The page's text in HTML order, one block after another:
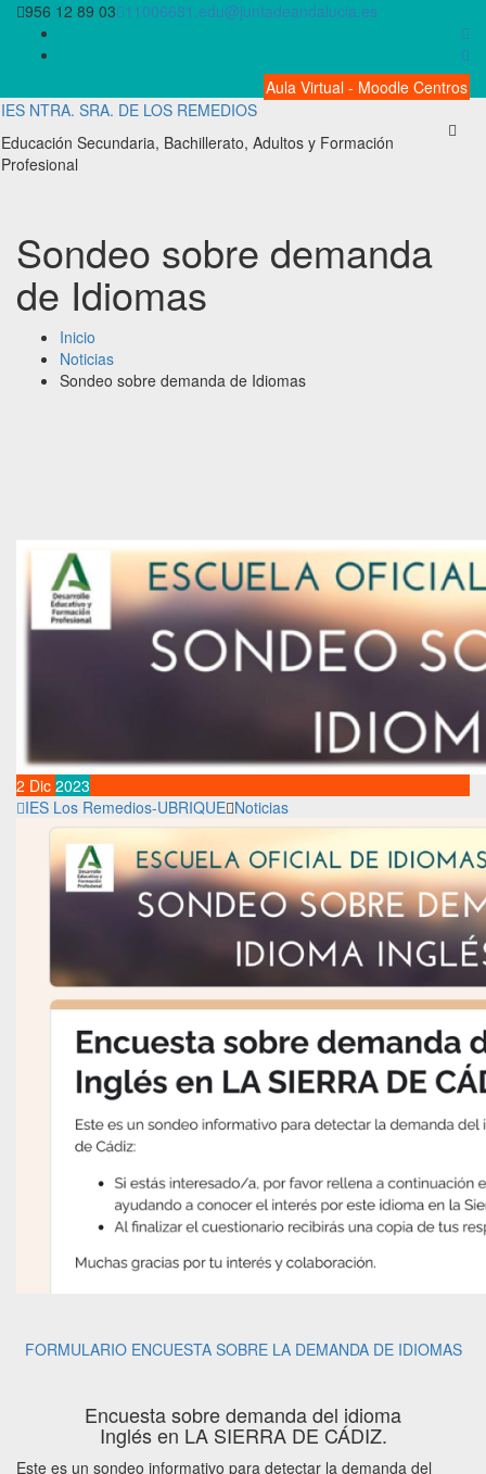
Saltar
contenido
956 12 89 03 11006681.edu@juntadeandalucia.es
Aula Virtual - Moodle Centros
IES NTRA. SRA. DE LOS REMEDIOS
Educación Secundaria, Bachillerato, Adultos y Formación
Profesional
Sondeo sobre demanda
de Idiomas
Inicio
Noticias
Sondeo sobre demanda de Idiomas
2 Dic 2023
IES Los Remedios-UBRIQUE Noticias
FORMULARIO ENCUESTA SOBRE LA DEMANDA DE IDIOMAS
Encuesta sobre demanda del idioma
Inglés en LA SIERRA DE CÁDIZ.
Este es un sondeo informativo para detectar la demanda del